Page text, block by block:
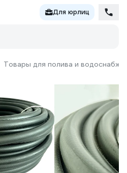
Для юрлиц
Товары для полива и